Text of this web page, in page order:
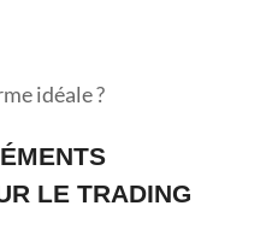
idéale ?
LE TRADING